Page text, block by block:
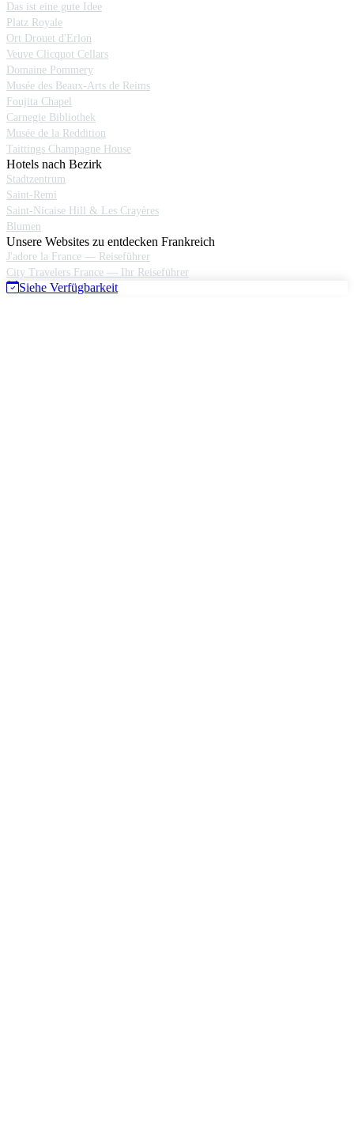
Das ist eine gute Idee
Platz Royale
Ort Drouet d'Erlon
Veuve Clicquot Cellars
Domaine Pommery
Musée des Beaux-Arts de Reims
Foujita Chapel
Carnegie Bibliothek
Musée de la Reddition
Taittings Champagne House
Hotels nach Bezirk
Stadtzentrum
Saint-Remi
Saint-Nicaise Hill & Les Crayères
Blumen
Unsere Websites zu entdecken Frankreich
J'adore la France — Reiseführer
City Travelers France — Ihr Reiseführer
Siehe Verfügbarkeit